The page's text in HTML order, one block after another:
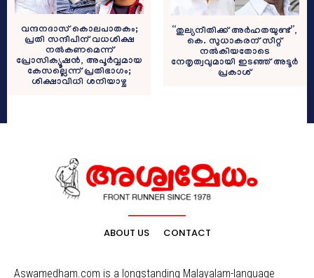
വന്ദനദാസ് കൊലപാതകം;
പ്രതി സന്ദീപിന് വധശിക്ഷ
നൽകണമെന്ന്
പ്രോസിക്യൂഷൻ, അപൂർവ്വമായ
കേസല്ലെന്ന് പ്രതിഭാ​ഗം;
ശിക്ഷാവിധി ശനിയാഴ്ച
“തുല്യനീതിക്ക് അര്‍ഹതയുണ്ട്”,
കെ. സുധാകരന് സീറ്റ്
നല്‍കിയതോടെ
നേതൃത്വവുമായി ഇടഞ്ഞ് അടൂര്‍
പ്രകാശ്
ABOUT US CONTACT
Aswamedham.com is a longstanding Malayalam-language